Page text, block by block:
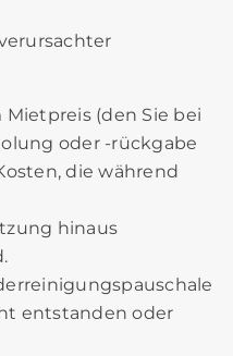
(den Sie bei
oder -rückgabe
die während
hinaus
entstanden oder